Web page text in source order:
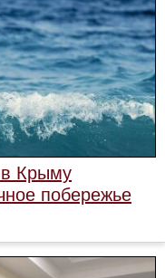
в Крыму
побережье